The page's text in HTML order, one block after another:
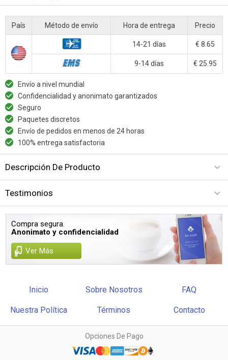
País Método de envío Hora de entrega Precio
14-21 días € 8.65
9-14 días € 25.95
Envío a nivel mundial
Confidencialidad y anonimato garantizados
Seguro
Paquetes discretos
Envío de pedidos en menos de 24 horas
100% entrega satisfactoria
Descripción De Producto
Testimonios
Compra segura.
Anonimato y confidencialidad
Ver Más
Inicio Sobre Nosotros FAQ
Nuestra Política Términos Contacto
Opciones De Pago